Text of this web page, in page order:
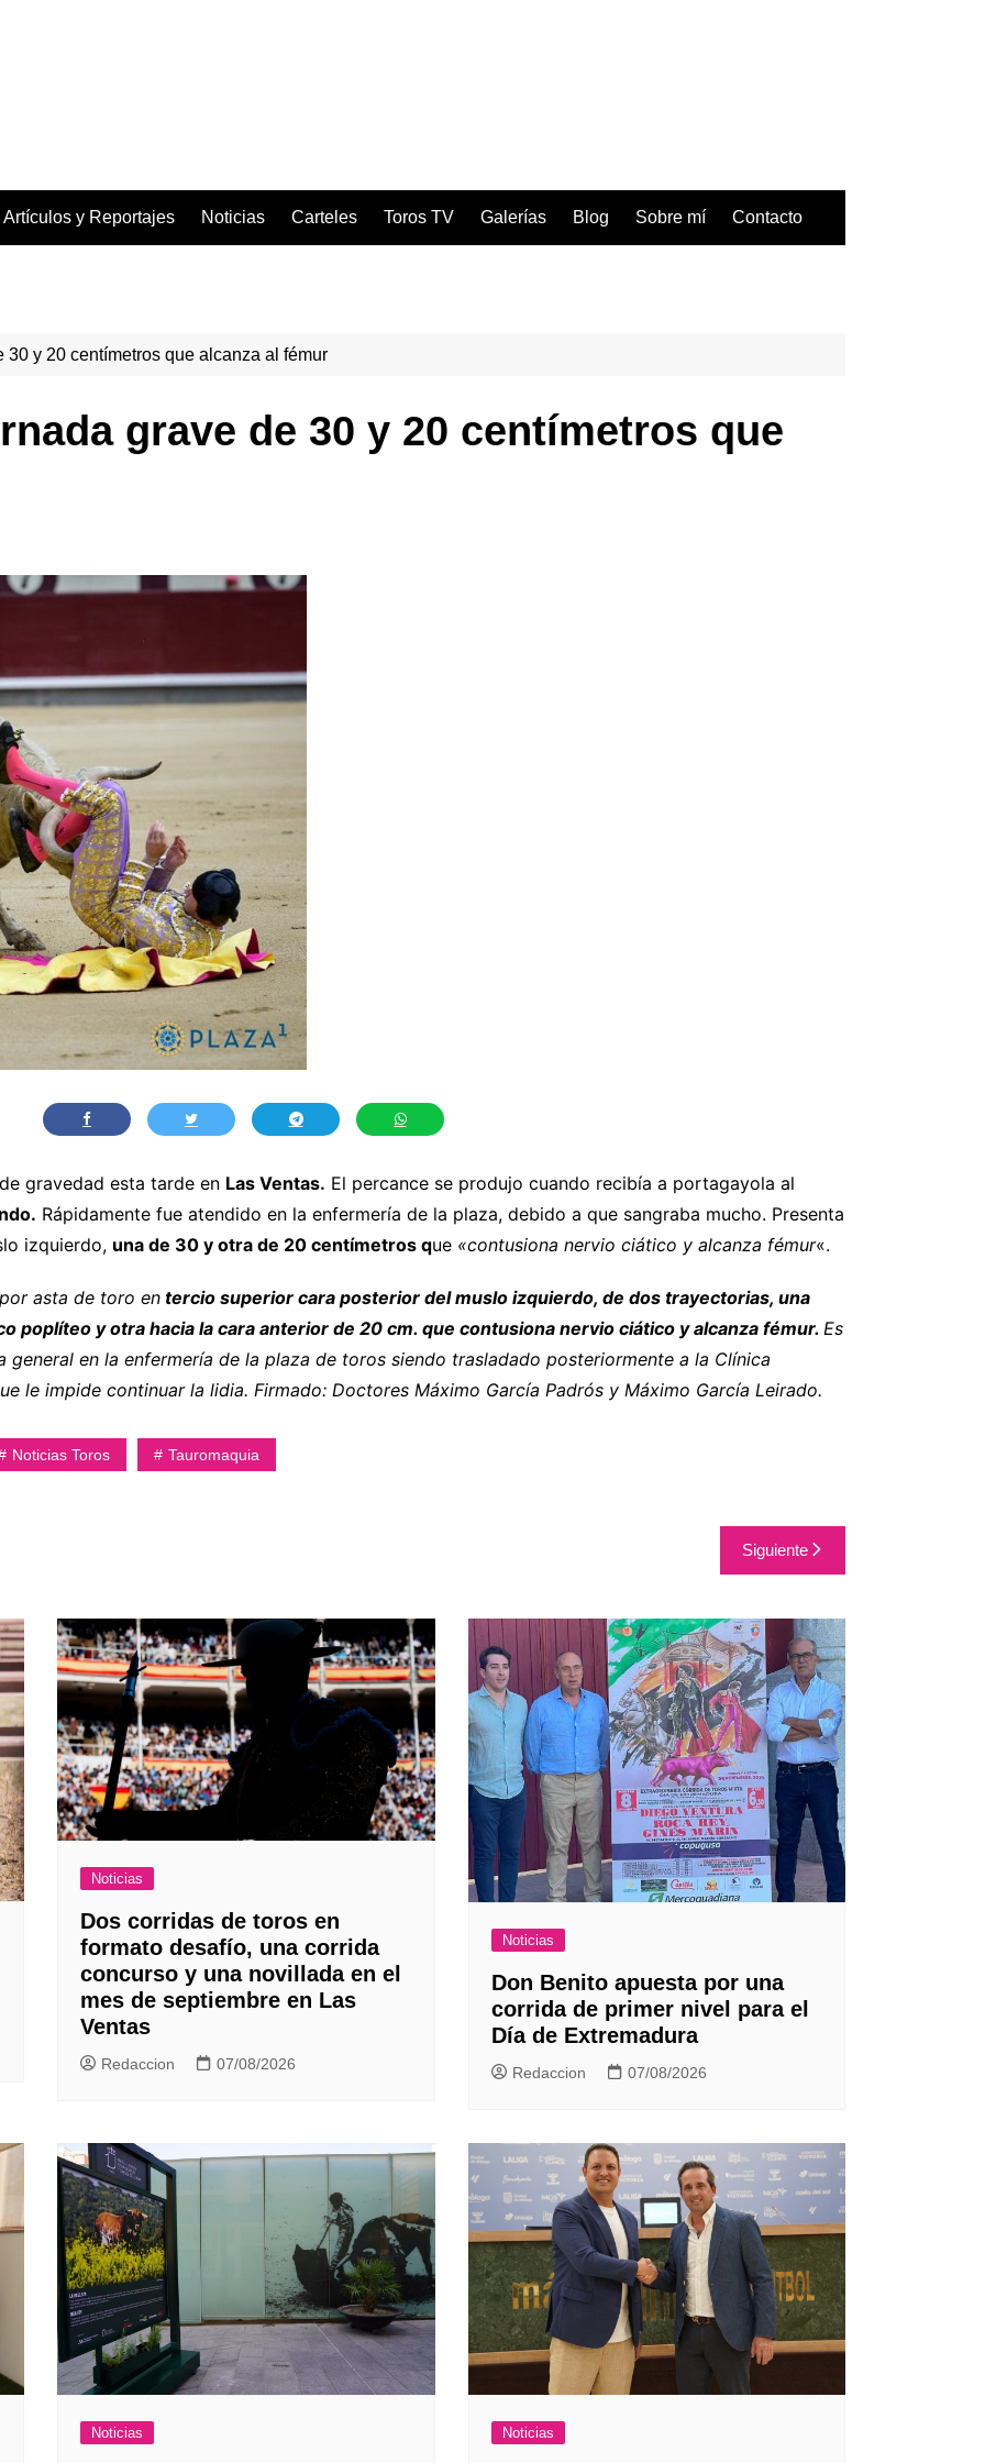
Artículos y Reportajes Noticias Carteles Toros TV Galerías Blog Sobre mí Contacto
y 20 centímetros que alcanza al fémur
grave de 30 y 20 centímetros que
gravedad esta tarde en Las Ventas. El percance se produjo cuando recibía a portagayola al
Rápidamente fue atendido en la enfermería de la plaza, debido a que sangraba mucho. Presenta
izquierdo, una de 30 y otra de 20 centímetros que «contusiona nervio ciático y alcanza fémur«.
asta de toro en tercio superior cara posterior del muslo izquierdo, de dos trayectorias, una
poplíteo y otra hacia la cara anterior de 20 cm. que contusiona nervio ciático y alcanza fémur. Es
en la enfermería de la plaza de toros siendo trasladado posteriormente a la Clínica
le impide continuar la lidia. Firmado: Doctores Máximo García Padrós y Máximo García Leirado.
Noticias Toros Tauromaquia
Siguiente
Noticias
Dos corridas de toros en
formato desafío, una corrida
concurso y una novillada en el
mes de septiembre en Las
Ventas
Redaccion 07/08/2026
Noticias
Don Benito apuesta por una
corrida de primer nivel para el
Día de Extremadura
Redaccion 07/08/2026
Noticias Noticias